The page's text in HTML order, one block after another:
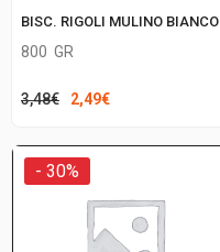
BISC. RIGOLI MULINO BIANCO
800 GR
3,48€
Il
originale
era:
3,48€.
2,49€Il
attuale
2,49€.
- 30%